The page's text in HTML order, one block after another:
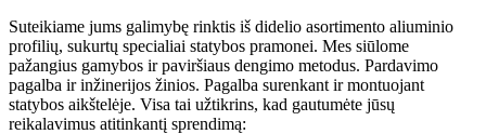
Suteikiame jums galimybę rinktis iš didelio asortimento aliuminio
profilių, sukurtų specialiai statybos pramonei. Mes siūlome
pažangius gamybos ir paviršiaus dengimo metodus. Pardavimo
pagalba ir inžinerijos žinios. Pagalba surenkant ir montuojant
statybos aikštelėje. Visa tai užtikrins, kad gautumėte jūsų
reikalavimus atitinkantį sprendimą: